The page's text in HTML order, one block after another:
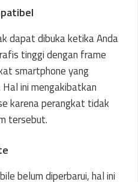
dapat dibuka ketika Anda
tinggi dengan frame
smartphone yang
ini mengakibatkan
karena perangkat tidak
tersebut.
belum diperbarui, hal ini